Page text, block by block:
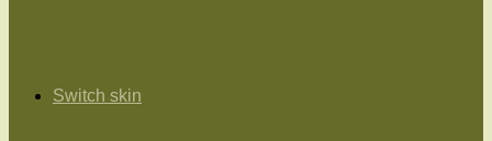
Switch skin